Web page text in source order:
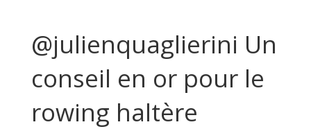
@julienquaglierini Un
conseil en or pour le
rowing haltère